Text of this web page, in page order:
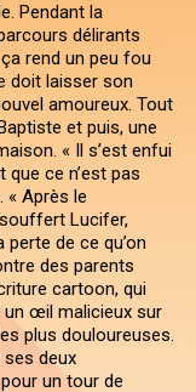
Pendant la
délirants
rend un peu fou
doit laisser son
amoureux. Tout
et puis, une
« Il s’est enfui
ce n’est pas
« Après le
Lucifer,
de ce qu’on
des parents
cartoon, qui
un œil malicieux sur
plus douloureuses.
deux
un tour de